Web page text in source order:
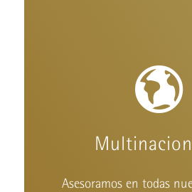
Asesoramos en todas